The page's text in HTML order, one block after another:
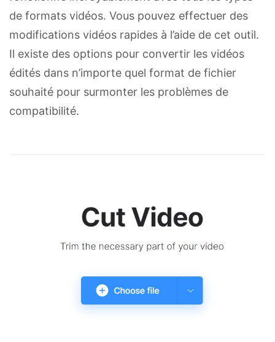
de formats vidéos. Vous pouvez effectuer des
modifications vidéos rapides à l’aide de cet outil.
Il existe des options pour convertir les vidéos
édités dans n’importe quel format de fichier
souhaité pour surmonter les problèmes de
compatibilité.